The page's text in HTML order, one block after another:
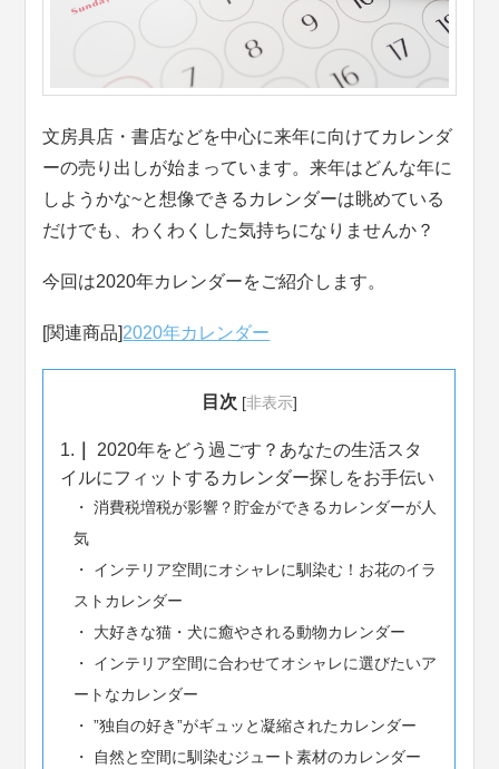
文房具店・書店などを中心に来年に向けてカレンダ
ーの売り出しが始まっています。来年はどんな年に
しようかな~と想像できるカレンダーは眺めている
だけでも、わくわくした気持ちになりませんか？
今回は2020年カレンダーをご紹介します。
[関連商品]2020年カレンダー
目次 [非表示]
1.
2020年をどう過ごす？あなたの生活スタ
イルにフィットするカレンダー探しをお手伝い
消費税増税が影響？貯金ができるカレンダーが人
気
インテリア空間にオシャレに馴染む！お花のイラ
ストカレンダー
大好きな猫・犬に癒やされる動物カレンダー
インテリア空間に合わせてオシャレに選びたいア
ートなカレンダー
”独自の好き”がギュッと凝縮されたカレンダー
自然と空間に馴染むジュート素材のカレンダー